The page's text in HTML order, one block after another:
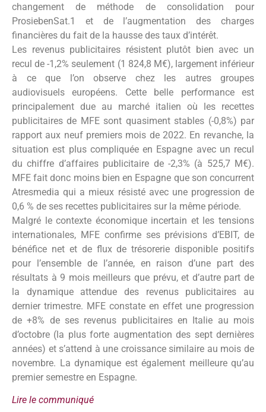
changement de méthode de consolidation pour
ProsiebenSat.1 et de l’augmentation des charges
financières du fait de la hausse des taux d’intérêt.
Les revenus publicitaires résistent plutôt bien avec un
recul de -1,2% seulement (1 824,8 M€), largement inférieur
à ce que l’on observe chez les autres groupes
audiovisuels européens. Cette belle performance est
principalement due au marché italien où les recettes
publicitaires de MFE sont quasiment stables (-0,8%) par
rapport aux neuf premiers mois de 2022. En revanche, la
situation est plus compliquée en Espagne avec un recul
du chiffre d’affaires publicitaire de -2,3% (à 525,7 M€).
MFE fait donc moins bien en Espagne que son concurrent
Atresmedia qui a mieux résisté avec une progression de
0,6 % de ses recettes publicitaires sur la même période.
Malgré le contexte économique incertain et les tensions
internationales, MFE confirme ses prévisions d’EBIT, de
bénéfice net et de flux de trésorerie disponible positifs
pour l’ensemble de l’année, en raison d’une part des
résultats à 9 mois meilleurs que prévu, et d’autre part de
la dynamique attendue des revenus publicitaires au
dernier trimestre. MFE constate en effet une progression
de +8% de ses revenus publicitaires en Italie au mois
d’octobre (la plus forte augmentation des sept dernières
années) et s’attend à une croissance similaire au mois de
novembre. La dynamique est également meilleure qu’au
premier semestre en Espagne.
Lire le communiqué